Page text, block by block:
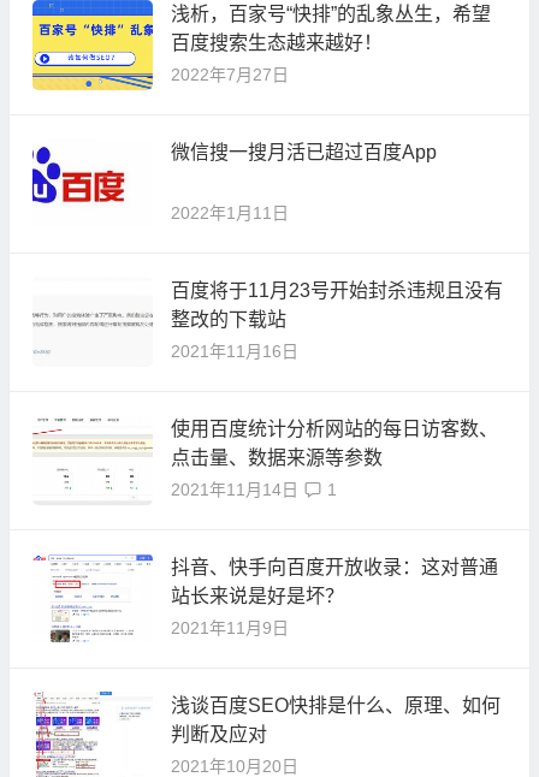
浅析，百家号“快排”的乱象丛生，希望
百度搜索生态越来越好！
2022年7月27日
微信搜一搜月活已超过百度App
2022年1月11日
百度将于11月23号开始封杀违规且没有
整改的下载站
2021年11月16日
使用百度统计分析网站的每日访客数、
点击量、数据来源等参数
2021年11月14日 1
抖音、快手向百度开放收录：这对普通
站长来说是好是坏？
2021年11月9日
浅谈百度SEO快排是什么、原理、如何
判断及应对
2021年10月20日